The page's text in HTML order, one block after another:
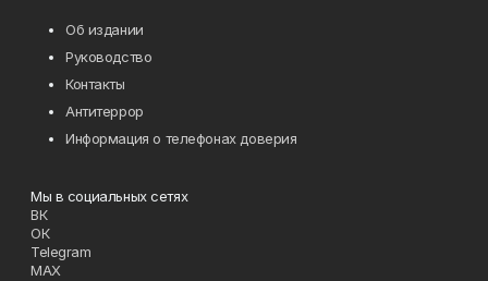
Об издании
Руководство
Контакты
Антитеррор
Информация о телефонах доверия
Мы в социальных сетях
ВК
ОК
Telegram
MAX